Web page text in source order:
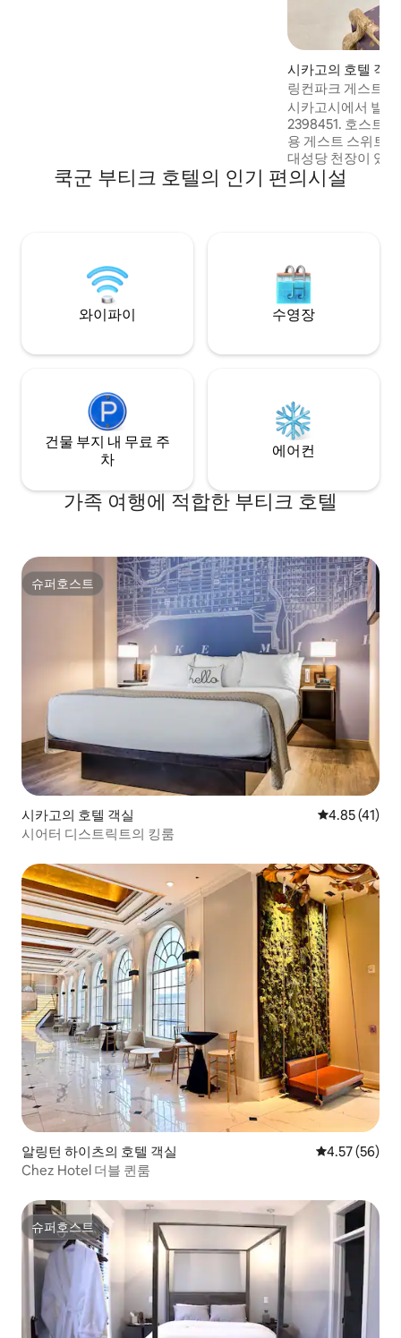
시카고의 호텔 객실
링컨파크 게스트
시카고시에서 발
2398451. 호스트가
용 게스트 스위트
대성당 천장이 있
이즈 침대에는 메
미엄 베라 왕 린넨
관문까지 13계단
쿡군 부티크 호텔의 인기 편의시설
와이파이 수영장
건물 부지 내 무료 주
차
에어컨
가족 여행에 적합한 부티크 호텔
슈퍼호스트
슈퍼호스트
시카고의 호텔 객실 평점 4.85점
4.85 (41)
시어터 디스트릭트의 킹룸
알링턴 하이츠의 호텔 객실 평점 4.57점(5
4.57 (56)
Chez Hotel 더블 퀸룸
슈퍼호스트
슈퍼호스트